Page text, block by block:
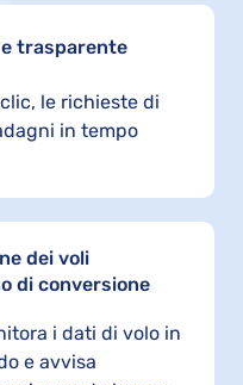
trasparente
le richieste di
in tempo
dei voli
di conversione
i dati di volo in
e avvisa